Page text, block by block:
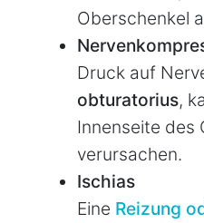
Oberschenkel
Druck auf
obturatorius,
Innenseite des
verursachen.
Ischias
Eine Reizung